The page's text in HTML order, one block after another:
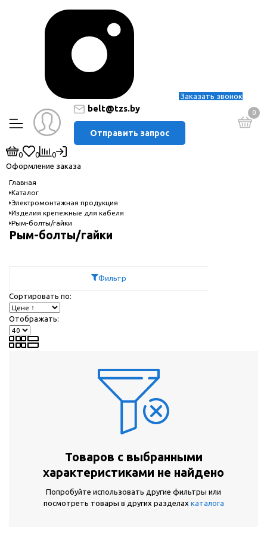
Заказать звонок
belt@tzs.by
Отправить запрос
0
0 0
0
Оформление заказа
Главная
Каталог
Электромонтажная продукция
Изделия крепежные для кабеля
Рым-болты/гайки
Рым-болты/гайки
Фильтр
Сортировать по:
Отображать:
Товаров с выбранными
характеристиками не найдено
Попробуйте использовать другие фильтры или
посмотреть товары в других разделах каталога